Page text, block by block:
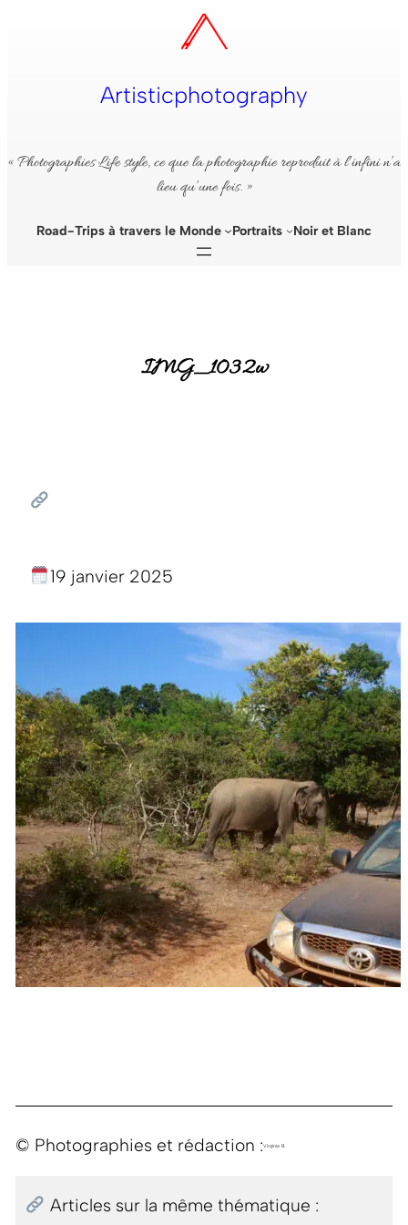
Artisticphotography
« Photographies Life style, ce que la photographie reproduit à l’infini n’a
lieu qu’une fois. »
Road-Trips à travers le Monde Portraits Noir et Blanc
IMG_1032w
19 janvier 2025
© Photographies et rédaction :Virginie B.
Articles sur la même thématique :